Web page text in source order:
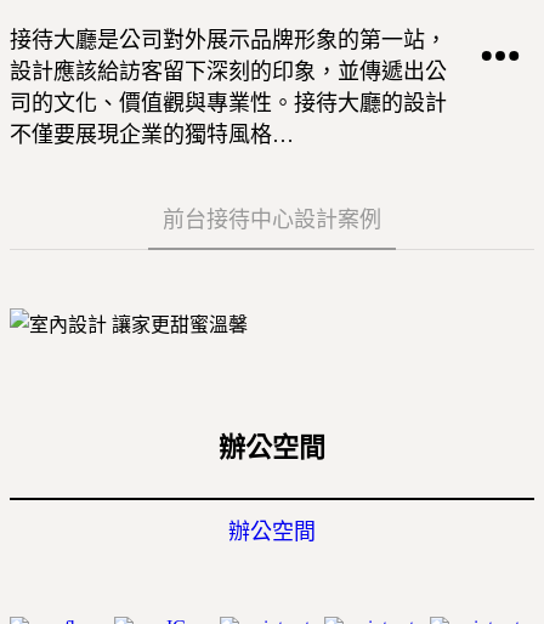
接待大廳是公司對外展示品牌形象的第一站，
設計應該給訪客留下深刻的印象，並傳遞出公
司的文化、價值觀與專業性。接待大廳的設計
不僅要展現企業的獨特風格…
前台接待中心設計案例
辦公空間
辦公空間